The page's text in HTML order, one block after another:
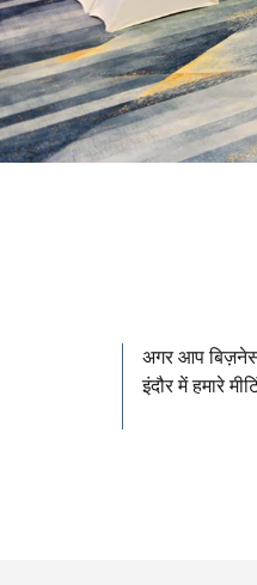
अगर आप बिज़नेस
इंदौर में हमारे